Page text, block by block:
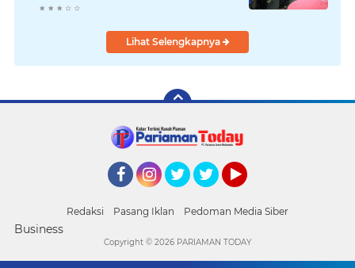
Profesionalisme Pers
Lihat Selengkapnya
Redaksi Pasang Iklan Pedoman Media Siber
Business
Copyright © 2026 PARIAMAN TODAY